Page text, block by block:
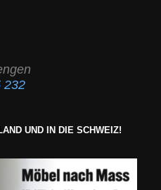
232
UND IN DIE SCHWEIZ!